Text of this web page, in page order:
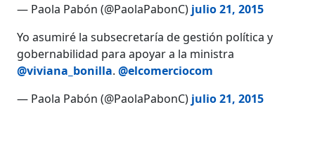
— Paola Pabón (@PaolaPabonC) julio 21, 2015
Yo asumiré la subsecretaría de gestión política y
gobernabilidad para apoyar a la ministra
@viviana_bonilla.@elcomerciocom
— Paola Pabón (@PaolaPabonC) julio 21, 2015